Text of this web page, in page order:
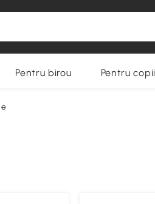
Pentru birou Pentru copii